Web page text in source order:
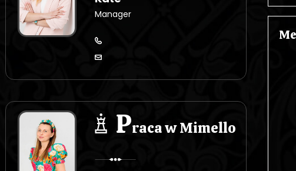
Manager
Praca w Mimello